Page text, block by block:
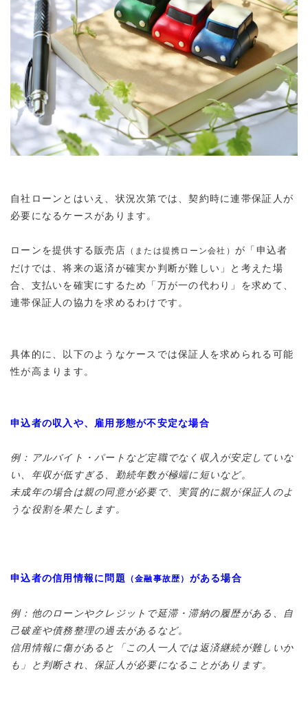
自社ローンとはいえ、 状況次第では、契約時に連帯保証人が
必要になるケースがあります。
ローンを提供する販売店 （または提携ローン会社） が「申込者
だけでは、将来の返済が確実か判断が難しい」と考えた場
合、支払いを確実にするため「万が一の代わり」を求めて、
連帯保証人の協力を求めるわけです。
具体的に、以下のようなケースでは保証人を求められる可能
性が高まります。
申込者の収入や、雇用形態が不安定な場合
例：アルバイト・パートなど定職でなく収入が安定していな
い、年収が低すぎる、勤続年数が極端に短いなど。
未成年の場合は親の同意が必要で、実質的に親が保証人のよ
うな役割を果たします。
申込者の信用情報に問題 （金融事故歴） がある場合
例：他のローンやクレジットで延滞・滞納の履歴がある、自
己破産や債務整理の過去があるなど。
信用情報に傷があると「この人一人では返済継続が難しいか
も」と判断され、保証人が必要になることがあります。